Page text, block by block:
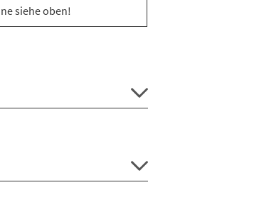
siehe oben!